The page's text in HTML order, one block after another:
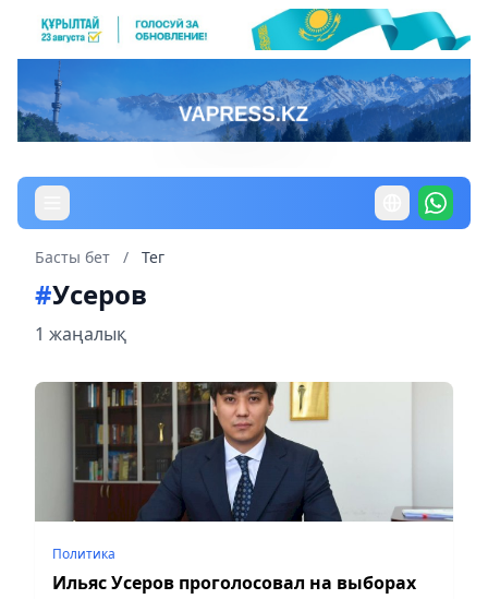
Басты бет / Тег
#Усеров
1 жаңалық
Политика
Ильяс Усеров проголосовал на выборах